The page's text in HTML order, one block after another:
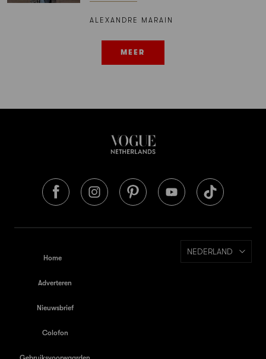
ALEXANDRE MARAIN
MEER
Home
Adverteren
Nieuwsbrief
Colofon
NEDERLAND